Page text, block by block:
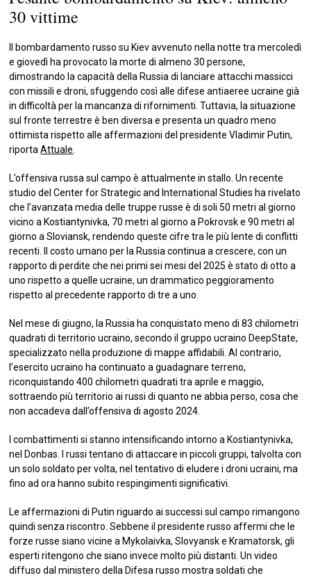
30 vittime
Il bombardamento russo su Kiev avvenuto nella notte tra mercoledì
e giovedì ha provocato la morte di almeno 30 persone,
dimostrando la capacità della Russia di lanciare attacchi massicci
con missili e droni, sfuggendo così alle difese antiaeree ucraine già
in difficoltà per la mancanza di rifornimenti. Tuttavia, la situazione
sul fronte terrestre è ben diversa e presenta un quadro meno
ottimista rispetto alle affermazioni del presidente Vladimir Putin,
riportaAttuale
L’offensiva russa sul campo è attualmente in stallo. Un recente
studio del Center for Strategic and International Studies ha rivelato
che l’avanzata media delle truppe russe è di soli 50 metri al giorno
vicino a Kostiantynivka, 70 metri al giorno a Pokrovsk e 90 metri al
giorno a Sloviansk, rendendo queste cifre tra le più lente di conflitti
recenti. Il costo umano per la Russia continua a crescere, con un
rapporto di perdite che nei primi sei mesi del 2025 è stato di otto a
uno rispetto a quelle ucraine, un drammatico peggioramento
rispetto al precedente rapporto di tre a uno.
Nel mese di giugno, la Russia ha conquistato meno di 83 chilometri
quadrati di territorio ucraino, secondo il gruppo ucraino DeepState,
specializzato nella produzione di mappe affidabili. Al contrario,
l’esercito ucraino ha continuato a guadagnare terreno,
riconquistando 400 chilometri quadrati tra aprile e maggio,
sottraendo più territorio ai russi di quanto ne abbia perso, cosa che
non accadeva dall’offensiva di agosto 2024.
I combattimenti si stanno intensificando intorno a Kostiantynivka,
nel Donbas. I russi tentano di attaccare in piccoli gruppi, talvolta con
un solo soldato per volta, nel tentativo di eludere i droni ucraini, ma
fino ad ora hanno subito respingimenti significativi.
Le affermazioni di Putin riguardo ai successi sul campo rimangono
quindi senza riscontro. Sebbene il presidente russo affermi che le
forze russe siano vicine a Mykolaivka, Slovyansk e Kramatorsk, gli
esperti ritengono che siano invece molto più distanti. Un video
diffuso dal ministero della Difesa russo mostra soldati che